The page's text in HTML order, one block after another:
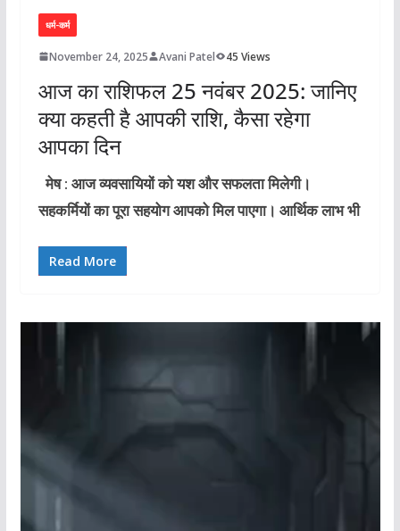
धर्म-कर्म
November 24, 2025 Avani Patel 45 Views
आज का राशिफल 25 नवंबर 2025: जानिए
क्या कहती है आपकी राशि, कैसा रहेगा
आपका दिन
मेष : आज व्यवसायियों को यश और सफलता मिलेगी।
सहकर्मियों का पूरा सहयोग आपको मिल पाएगा। आर्थिक लाभ भी
Read More